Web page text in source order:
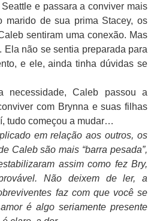
e passara a conviver mais
marido de sua prima Stacey, os
sentiram uma conexão. Mas
Ela não se sentia preparada para
e ele, ainda tinha dúvidas se
necessidade, Caleb passou a
com Brynna e suas filhas
tudo começou a mudar…
em relação aos outros, os
Caleb são mais “barra pesada”,
assim como fez Bry,
Não deixem de ler, a
faz com que você se
é algo seriamente presente